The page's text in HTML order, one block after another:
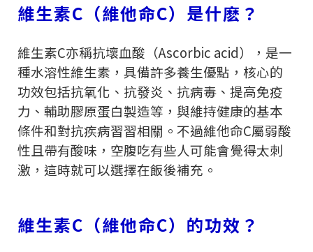
維生素C （維他命C）是什麽？
維生素C亦稱抗壞血酸（Ascorbic acid），是一
種水溶性維生素，具備許多養生優點，核心的
功效包括抗氧化、抗發炎、抗病毒、提高免疫
力、輔助膠原蛋白製造等，與維持健康的基本
條件和對抗疾病習習相關。不過維他命C屬弱酸
性且帶有酸味，空腹吃有些人可能會覺得太刺
激，這時就可以選擇在飯後補充。
維生素C （維他命C）的功效？